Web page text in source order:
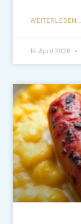
WEITERLESEN...
14. April 2026